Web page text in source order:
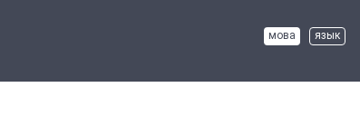
мова язык